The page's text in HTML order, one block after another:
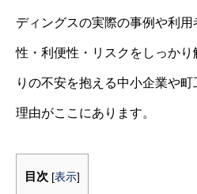
ディングスの実際の事例や利
性・利便性・リスクをしっか
りの不安を抱える中小企業や
理由がここにあります。
目次 [表示]